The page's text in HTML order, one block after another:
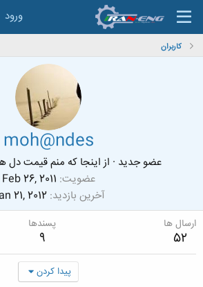
ورود
کاربران
moh@ndes
عضو جدید · از اینجا که منم قیمت
عضویت Feb 26, 2011
آخرین بازدید 21, 2012
ارسال ها
52
پسندها
9
پیدا کردن